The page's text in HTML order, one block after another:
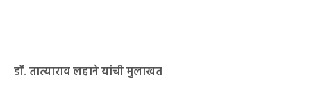
डॉ. तात्याराव लहाने यांची मुलाखत